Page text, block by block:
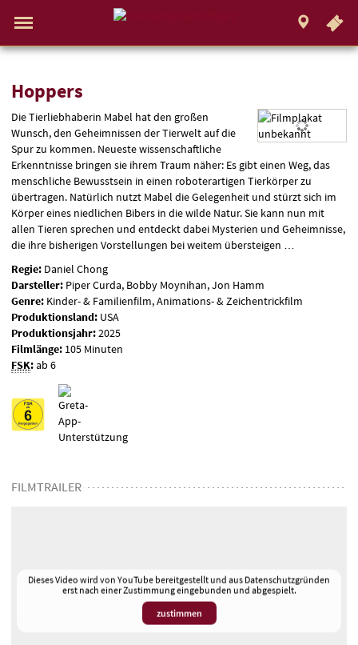
Springe
zum
,zum
.Navigation
Service
umschalten
Gehe
zur
Standortauswahl
Aktueller
Standort:
Weitere
Hinweis
Hoppers
Hoppers
Die Tierliebhaberin Mabel hat den großen
Wunsch, den Geheimnissen der Tierwelt auf die
Spur zu kommen. Neueste wissenschaftliche
Erkenntnisse bringen sie ihrem Traum näher: Es gibt einen Weg, das
menschliche Bewusstsein in einen roboterartigen Tierkörper zu
übertragen. Natürlich nutzt Mabel die Gelegenheit und stürzt sich im
Körper eines niedlichen Bibers in die wilde Natur. Sie kann nun mit
allen Tieren sprechen und entdeckt dabei Mysterien und Geheimnisse,
die ihre bisherigen Vorstellungen bei weitem übersteigen …
Regie: Daniel Chong
Darsteller: Piper Curda, Bobby Moynihan, Jon Hamm
Genre: Kinder- & Familienfilm, Animations- & Zeichentrickfilm
Produktionsland: USA
Produktionsjahr:2025
Filmlänge: 105 Minuten
FSK:ab 6
FILMTRAILER
Dieses Video wird von YouTube bereitgestellt und aus Datenschutzgründen
erst nach einer Zustimmung eingebunden und abgespielt.
zustimmen